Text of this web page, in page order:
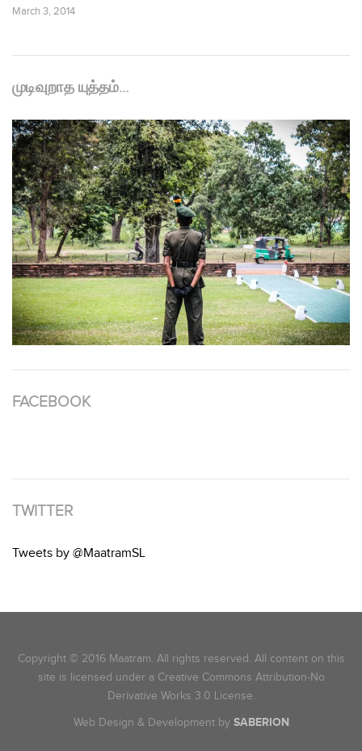
March 3, 2014
முடிவுறாத யுத்தம்…
FACEBOOK
TWITTER
Tweets by @MaatramSL
Copyright © 2016 Maatram. All rights reserved. All content on this
site is licensed under a Creative Commons Attribution-No
Derivative Works 3.0 License.
Web Design & Development by SABERION